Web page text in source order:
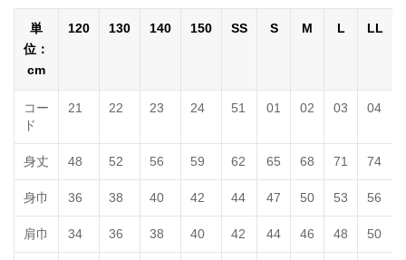
単
位：
cm
120 130 140 150 SS S M L LL
コー
ド
21 22 23 24 51 01 02 03 04
身丈 48 52 56 59 62 65 68 71 74
身巾 36 38 40 42 44 47 50 53 56
肩巾 34 36 38 40 42 44 46 48 50